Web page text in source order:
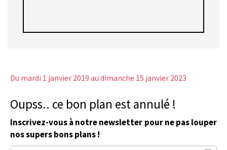
Du mardi 1 janvier 2019 au dimanche 15 janvier 2023
Oupss.. ce bon plan est annulé !
Inscrivez-vous à notre newsletter pour ne pas louper
nos supers bons plans !